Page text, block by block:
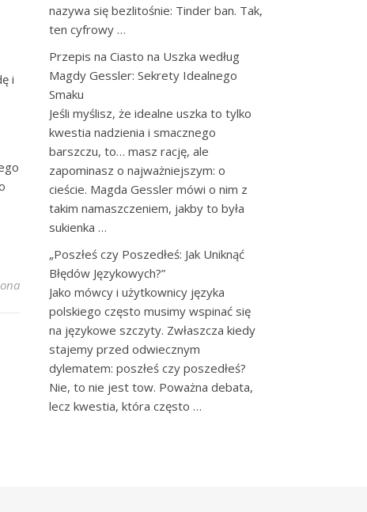
i
Styl, Jakość i Najnowsze Trendy 2023
nazywa się bezlitośnie: Tinder ban. Tak,
ten cyfrowy …
Przepis na Ciasto na Uszka według
Magdy Gessler: Sekrety Idealnego
Smaku
Jeśli myślisz, że idealne uszka to tylko
kwestia nadzienia i smacznego
barszczu, to… masz rację, ale
zapominasz o najważniejszym: o
cieście. Magda Gessler mówi o nim z
takim namaszczeniem, jakby to była
sukienka …
„Poszłeś czy Poszedłeś: Jak Uniknąć
Błędów Językowych?”
Jako mówcy i użytkownicy języka
polskiego często musimy wspinać się
na językowe szczyty. Zwłaszcza kiedy
stajemy przed odwiecznym
dylematem: poszłeś czy poszedłeś?
Nie, to nie jest tow. Poważna debata,
lecz kwestia, która często …